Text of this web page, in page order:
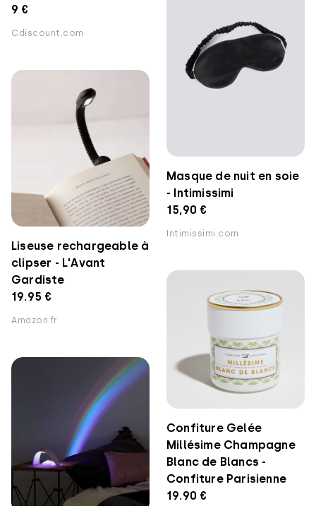
9 €
Cdiscount.com
Masque de nuit en soie
- Intimissimi
15,90 €
Intimissimi.com
Liseuse rechargeable à
clipser - L'Avant
Gardiste
19.95 €
Amazon.fr
Confiture Gelée
Millésime Champagne
Blanc de Blancs -
Confiture Parisienne
19.90 €